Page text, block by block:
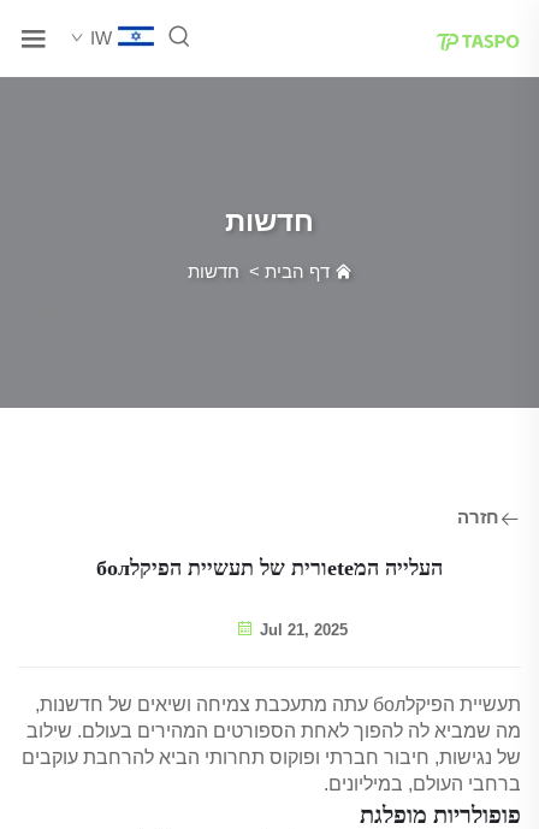
IW
חדשות
דף הבית > חדשות
חזרה
העלייה המeteורית של תעשיית הפיקלбол
Jul 21, 2025
תעשיית הפיקלбол עתה מתעכבת צמיחה ושיאים של חדשנות,
מה שמביא לה להפוך לאחת הספורטים המהירים בעולם. שילוב
של נגישות, חיבור חברתי ופוקוס תחרותי הביא להרחבת עוקבים
ברחבי העולם, במיליונים.
פופולריות מופלגת